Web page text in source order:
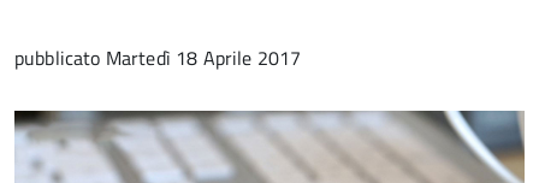
pubblicato Martedì 18 Aprile 2017